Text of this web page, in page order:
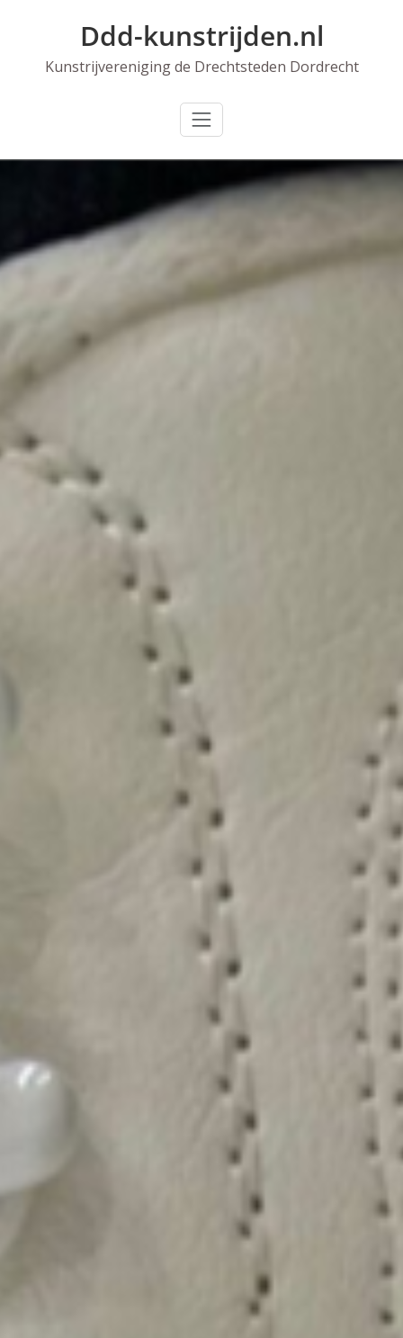
Ddd-kunstrijden.nl
Kunstrijvereniging de Drechtsteden Dordrecht